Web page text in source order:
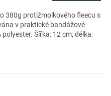
380g protižmolkového fleecu s
v praktické bandážové
Šířka: 12 cm, délka: